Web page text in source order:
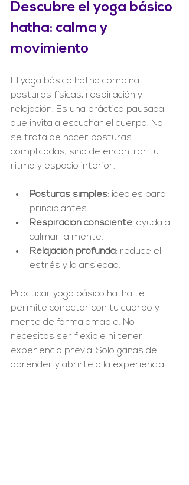
Descubre el yoga básico
hatha: calma y
movimiento
El yoga básico hatha combina
posturas físicas, respiración y
relajación. Es una práctica pausada,
que invita a escuchar el cuerpo. No
se trata de hacer posturas
complicadas, sino de encontrar tu
ritmo y espacio interior.
Posturas simples: ideales para
principiantes.
Respiración consciente: ayuda a
calmar la mente.
Relajación profunda: reduce el
estrés y la ansiedad.
Practicar yoga básico hatha te
permite conectar con tu cuerpo y
mente de forma amable. No
necesitas ser flexible ni tener
experiencia previa. Solo ganas de
aprender y abrirte a la experiencia.